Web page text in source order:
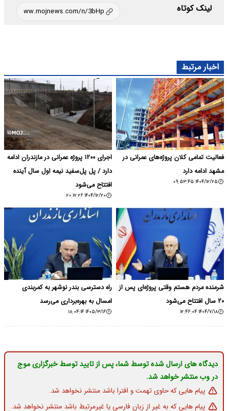
لینک کوتاه
اخبار مرتبط
فعالیت تمامی کلان‌ پروژه‌های عمرانی در
مشهد ادامه دارد
۱۴۰۴/۱۲/۲۵ ۰۹:۵۳:۴۵
اجرای ۱۲۰۰ پروژه عمرانی در مازندران ادامه
دارد / پل پل‌سفید نیمه اول سال آینده
افتتاح می‌شود
۱۴۰۴/۱۲/۲۰ ۲۰:۱۷:۲۶
شرمنده مردم هستم وقتی پروژه‌ای پس از
۲۰ سال افتتاح می‌شود
۱۴۰۴/۷/۱۸ ۱۲:۴۶:۰۴
راه دسترسی بندر نوشهر به کمربندی
امسال به بهره‌برداری می‌رسد
۱۴۰۵/۳/۱۶ ۱۸:۰۴:۱۴
دیدگاه های ارسال شده توسط شما، پس از تایید توسط خبرگزاری موج
در وب منتشر خواهد شد.
پیام هایی که حاوی تهمت و افترا باشد منتشر نخواهد شد.
پیام هایی که به غیر از زبان فارسی یا غیرمرتبط باشد منتشر نخواهد شد.